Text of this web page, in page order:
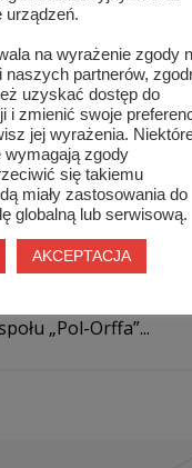
„Pol-Orffa”...
urządzeń.
na wyrażenie zgody
partnerów,
uzyskać dostęp do
i zmienić swoje
jej wyrażenia.
wymagają zgody
się takiemu
miały zastosowania do
globalną lub serwisową.
AKCEPTACJA